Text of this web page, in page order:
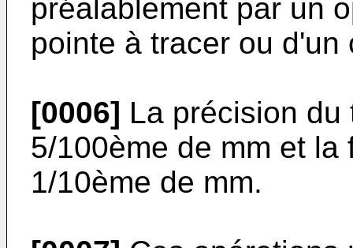
préalablement par un
pointe à tracer ou d'un
[0006] La précision
5/100ème de mm et
1/10ème de mm.